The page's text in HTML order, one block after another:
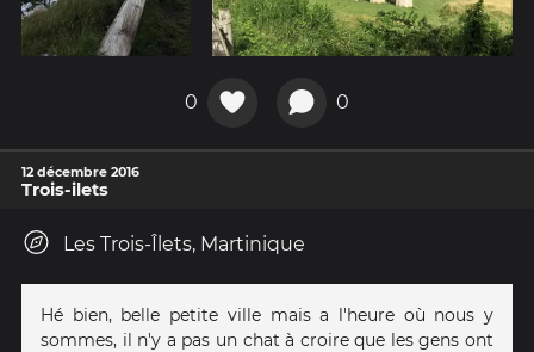
0 0
12 décembre 2016
Trois-ilets
Les Trois-Îlets, Martinique
Hé bien, belle petite ville mais a l'heure où nous y
sommes, il n'y a pas un chat à croire que les gens ont